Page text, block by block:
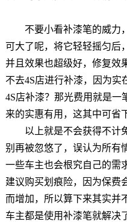
不要小看补漆笔的威力，
可大了呢，将它轻轻摇匀后
并且效果也超级好，修复效
不去4S店进行补漆，因为
4S店补漆？那光费用就是一
来的实惠有用，这其中可省
以上就是不会获得不计免
别再被忽悠了，误认为所有
一些车主也会根究自己的需
建议购买划痕险，因为保费
而增加，所以算下来其实并
车主都是使用补漆笔就解决